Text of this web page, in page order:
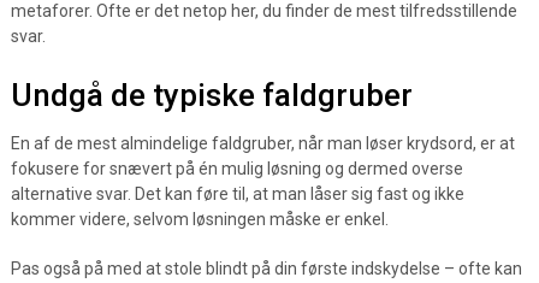
metaforer. Ofte er det netop her, du finder de mest tilfredsstillende
svar.
Undgå de typiske faldgruber
En af de mest almindelige faldgruber, når man løser krydsord, er at
fokusere for snævert på én mulig løsning og dermed overse
alternative svar. Det kan føre til, at man låser sig fast og ikke
kommer videre, selvom løsningen måske er enkel.
Pas også på med at stole blindt på din første indskydelse – ofte kan